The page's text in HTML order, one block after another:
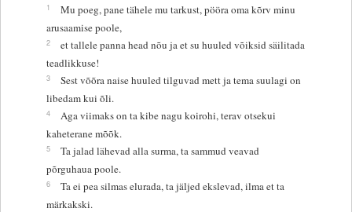
1
Mu poeg, pane tähele mu tarkust, pööra oma kõrv minu
arusaamise poole,
2
et tallele panna head nõu ja et su huuled võiksid säilitada
teadlikkuse!
3
Sest võõra naise huuled tilguvad mett ja tema suulagi on
libedam kui õli.
4
Aga viimaks on ta kibe nagu koirohi, terav otsekui
kaheterane mõõk.
5
Ta jalad lähevad alla surma, ta sammud veavad
põrguhaua poole.
6
Ta ei pea silmas elurada, ta jäljed ekslevad, ilma et ta
märkakski.